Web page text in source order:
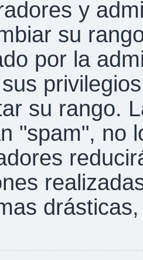
y
su
por la
su rango.
"spam", no